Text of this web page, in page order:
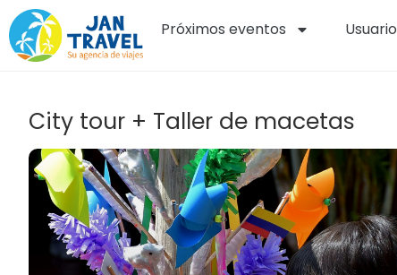
Próximos eventos Usuario
City tour + Taller de macetas